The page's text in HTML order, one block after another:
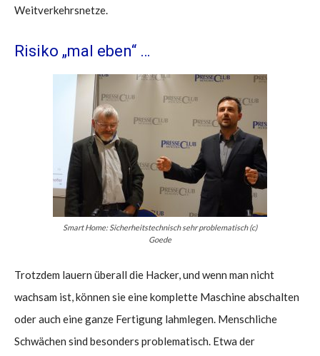
Weitverkehrsnetze.
Risiko „mal eben“ …
Smart Home: Sicherheitstechnisch sehr problematisch (c)
Goede
Trotzdem lauern überall die Hacker, und wenn man nicht
wachsam ist, können sie eine komplette Maschine abschalten
oder auch eine ganze Fertigung lahmlegen. Menschliche
Schwächen sind besonders problematisch. Etwa der